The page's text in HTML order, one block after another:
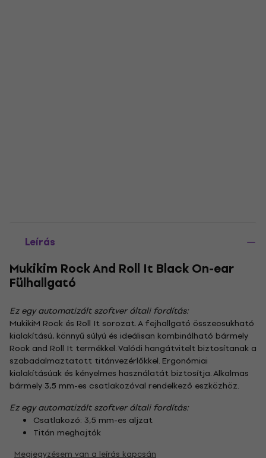
Leírás
Mukikim Rock And Roll It Black On-ear
Fülhallgató
Ez egy automatizált szoftver általi fordítás:
MukikiM Rock és Roll It sorozat. A fejhallgató összecsukható
kialakítású, könnyű súlyú és ideálisan kombinálható bármely
Rock and Roll It termékkel. Valódi hangátvitelt biztosítanak a
szabadalmaztatott titánvezérlőkkel. Ergonómiai
kialakításúak és kényelmes használatát biztosítja. Alkalmas
bármely 3,5 mm-es csatlakozóval rendelkező eszközhöz.
Ez egy automatizált szoftver általi fordítás:
Csatlakozó: 3,5 mm-es aljzat
Titán meghajtók
Megjegyzésem van a leírás kapcsán